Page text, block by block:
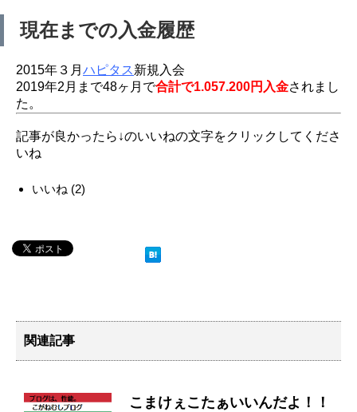
現在までの入金履歴
2015年３月 ハピタス新規入会
2019年2月まで48ヶ月で合計で1.057.200円入金されまし
た。
記事が良かったら↓のいいねの文字をクリックしてくださ
いね
いいね (2)
関連記事
こまけぇこたぁいいんだよ！！